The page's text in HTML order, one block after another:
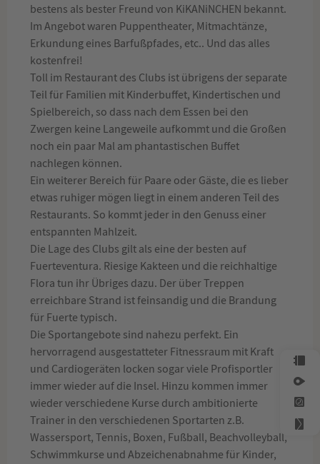
bestens als bester Freund von KiKANiNCHEN bekannt.
Im Angebot waren Puppentheater, Mitmachtänze,
Erkundung eines Barfußpfades, etc.. Und das alles
kostenfrei!
Toll im Restaurant des Clubs ist übrigens der separate
Teil für Familien mit Kinderbuffet, Kindertischen und
Spielbereich, so dass nach dem Essen bei den
Zwergen keine Langeweile aufkommt und die Großen
noch ein paar Mal am phantastischen Buffet
nachlegen können.
Ein weiterer Bereich für Paare oder Gäste, die es lieber
etwas ruhiger mögen liegt in einem anderen Teil des
Restaurants. So kommt jeder in den Genuss einer
entspannten Mahlzeit.
Die Lage des Clubs gilt als eine der besten auf
Fuerteventura. Riesige Kakteen und die reichhaltige
Flora tun ihr Übriges dazu. Der über Treppen
erreichbare Strand ist feinsandig und die Brandung
für Fuerte typisch.
Die Sportangebote sind nahezu perfekt. Ein
hervorragend ausgestatteter Fitnessraum mit Kraft
und Cardiogeräten locken sogar viele Profisportler
immer wieder auf die Insel. Hinzu kommen immer
wieder verschiedene Kurse durch ambitionierte
Trainer in den verschiedenen Sportarten z.B.
Wassersport, Tennis, Boxen, Fußball, Beachvolleyball,
Schwimmkurse und Abzeichenabnahme für Kinder,